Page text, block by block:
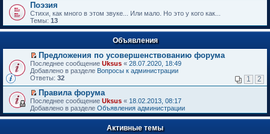
Поэзия
Стихи, как много в этом звуке... Или мало. Но это у кого как...
Темы: 13
Объявления
П
е
р
й
т
и
к
п
Предложения по усовершенствованию форума
Последнее сообщение Uksus « 28.07.2020, 18:49
Добавлено в разделе Вопросы к администрации
Ответы: 32 1 2
П
е
р
е
Правила форума
Последнее сообщение Uksus « 18.02.2013, 08:17
Добавлено в разделе Объявления администрации
Активные темы